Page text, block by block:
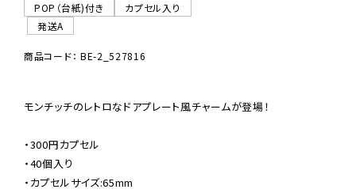
POP（台紙)付き
カプセル入り
発送A
商品コード： BE-2_527816
モンチッチのレトロなドアプレート風チャームが登場！
・300円カプセル
・40個入り
・カプセルサイズ:65mm